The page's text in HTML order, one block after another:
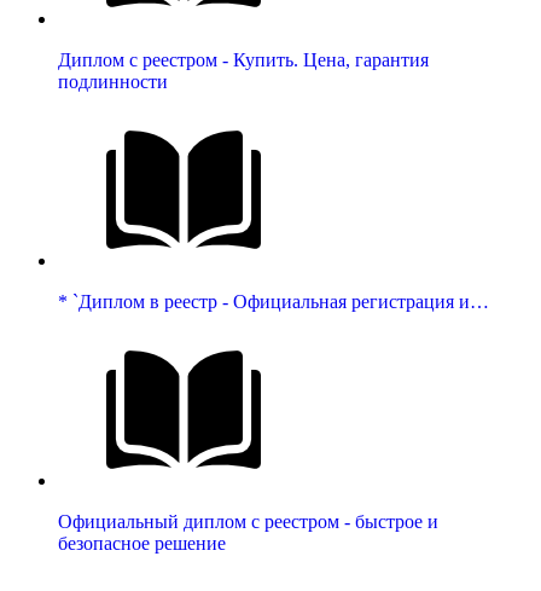
Диплом с реестром - Купить. Цена, гарантия
подлинности
* `Диплом в реестр - Официальная регистрация и…
Официальный диплом с реестром - быстрое и
безопасное решение